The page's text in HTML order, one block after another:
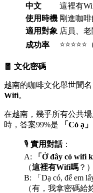
中文
這裡有
使用時機 剛進咖
適用對象 店員、
成功率
⭐⭐⭐⭐⭐
🧧 文化密碼
越南的咖啡文化舉世聞
Wifi。
在越南，幾乎所有公共
時，答案99%是
「Có ạ」
🎙️ 實用對話：
A:
「Ở đây có wifi
（這裡有Wifi嗎 ？）
B: 「Dạ có, để em
（有，我拿密碼給